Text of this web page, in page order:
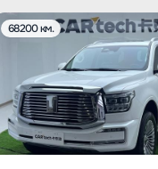
68200 км.